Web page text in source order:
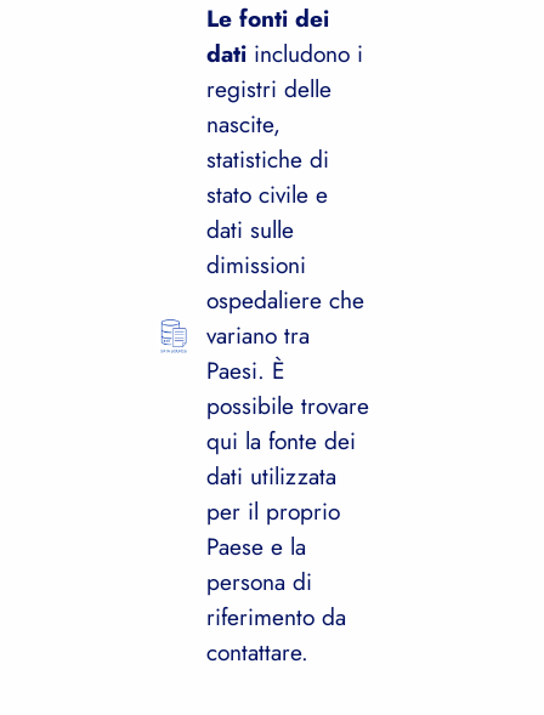
Le fonti dei
dati includono i
registri delle
nascite,
statistiche di
stato civile e
dati sulle
dimissioni
ospedaliere che
variano tra
Paesi. È
possibile trovare
qui la fonte dei
dati utilizzata
per il proprio
Paese e la
persona di
riferimento da
contattare.